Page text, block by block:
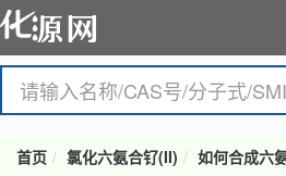
首页 氯化六氨合钌(II) 如何合成六